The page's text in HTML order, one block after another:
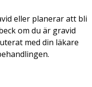
eller planerar att bli
om du är gravid
med din läkare